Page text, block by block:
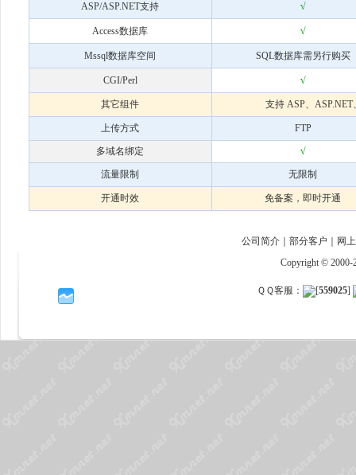
ASP/ASP.NET支持 √
Access数据库 √
Mssql数据库空间 SQL数据库需另行购买
CGI/Perl √
其它组件 支持 ASP、
上传方式 FTP
多域名绑定 √
流量限制 无限制
开通时效 免备案，即时开通
公司简介 部分客户
网
Copyright © 2000-
ＱＱ客服： [559025]